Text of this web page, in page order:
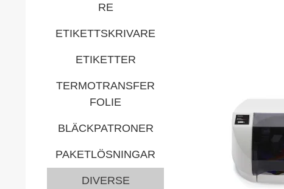
RE
ETIKETTSKRIVARE
ETIKETTER
TERMOTRANSFER
FOLIE
BLÄCKPATRONER
PAKETLÖSNINGAR
DIVERSE